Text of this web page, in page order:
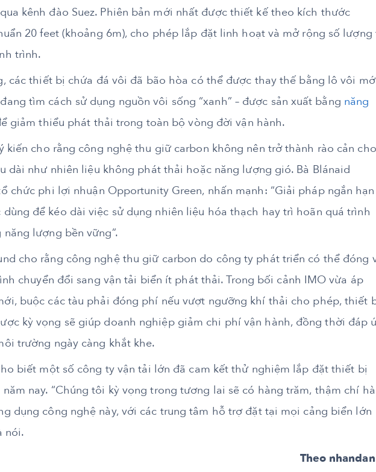
kênh đào Suez. Phiên bản mới nhất được thiết kế theo kích thước
20 feet (khoảng 6m), cho phép lắp đặt linh hoạt và mở rộng số lượng
trình.
các thiết bị chứa đá vôi đã bão hòa có thể được thay thế bằng lô vôi
tìm cách sử dụng nguồn vôi sống “xanh” – được sản xuất bằng năng
giảm thiểu phát thải trong toàn bộ vòng đời vận hành.
kiến cho rằng công nghệ thu giữ carbon không nên trở thành rào cản cho
dài như nhiên liệu không phát thải hoặc năng lượng gió. Bà Blánaid
chức phi lợi nhuận Opportunity Green, nhấn mạnh: “Giải pháp ngắn hạn
để kéo dài việc sử dụng nhiên liệu hóa thạch hay trì hoãn quá trình
lượng bền vững”.
cho rằng công nghệ thu giữ carbon do công ty phát triển có thể đóng
chuyển đổi sang vận tải biển ít phát thải. Trong bối cảnh IMO vừa áp
buộc các tàu phải đóng phí nếu vượt ngưỡng khí thải cho phép, thiết
kỳ vọng sẽ giúp doanh nghiệp giảm chi phí vận hành, đồng thời đáp
trường ngày càng khắt khe.
biết một số công ty vận tải lớn đã cam kết thử nghiệm lắp đặt thiết bị
nay. “Chúng tôi kỳ vọng trong tương lai sẽ có hàng trăm, thậm chí
dụng công nghệ này, với các trung tâm hỗ trợ đặt tại mọi cảng biển lớn
nói.
Theo